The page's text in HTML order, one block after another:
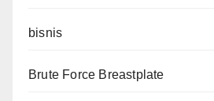
bisnis
Brute Force Breastplate